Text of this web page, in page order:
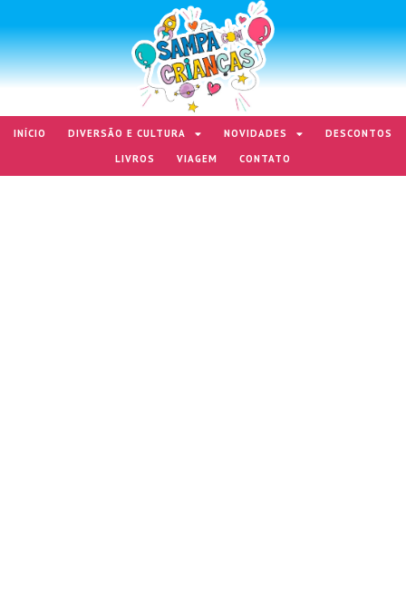
INÍCIO DIVERSÃO E CULTURA NOVIDADES
DESCONTOS
LIVROS
VIAGEM CONTATO